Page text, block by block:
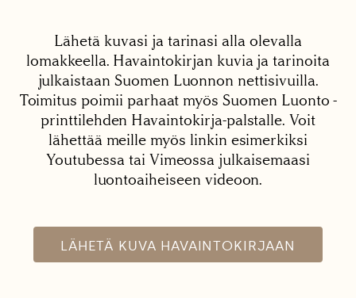
Lähetä kuvasi ja tarinasi alla olevalla
lomakkeella. Havaintokirjan kuvia ja tarinoita
julkaistaan Suomen Luonnon nettisivuilla.
Toimitus poimii parhaat myös Suomen Luonto -
printtilehden Havaintokirja-palstalle. Voit
lähettää meille myös linkin esimerkiksi
Youtubessa tai Vimeossa julkaisemaasi
luontoaiheiseen videoon.
LÄHETÄ KUVA HAVAINTOKIRJAAN